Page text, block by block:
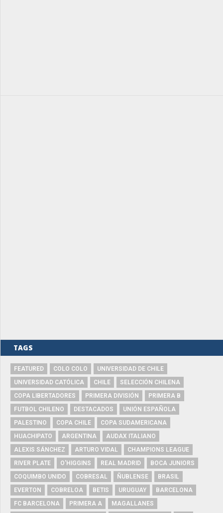
TAGS
FEATURED COLO COLO
UNIVERSIDAD DE CHILE
UNIVERSIDAD CATÓLICA
CHILE
SELECCIÓN CHILENA
COPA LIBERTADORES
PRIMERA DIVISIÓN
PRIMERA B
FUTBOL CHILENO
DESTACADOS
UNIÓN ESPAÑOLA
PALESTINO
COPA CHILE
COPA SUDAMERICANA
HUACHIPATO
ARGENTINA
AUDAX ITALIANO
ALEXIS SÁNCHEZ
ARTURO VIDAL
CHAMPIONS LEAGUE
RIVER PLATE
O'HIGGINS REAL MADRID
BOCA JUNIORS
COQUIMBO UNIDO
COBRESAL ÑUBLENSE
BRASIL
EVERTON
COBRELOA BETIS URUGUAY
BARCELONA
FC BARCELONA
PRIMERA A
MAGALLANES